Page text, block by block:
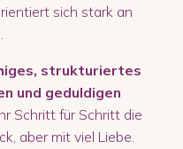
sich stark an
strukturiertes
und geduldigen
Schritt für Schritt die
aber mit viel Liebe.